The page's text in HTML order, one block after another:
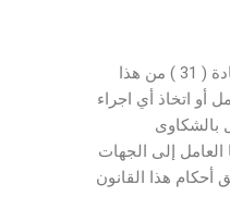
مع مراعاة ما ورد في المادة ( 31 ) من هذا
أو اتخاذ أي اجراء
بالشكاوى
العامل إلى الجهات
أحكام هذا القانون